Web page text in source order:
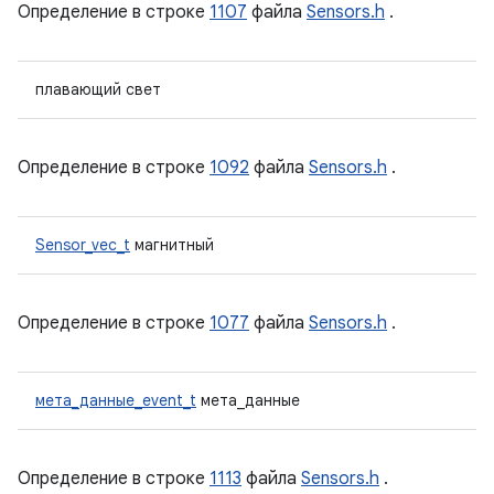
Определение в строке 1107 файла Sensors.h .
плавающий свет
Определение в строке 1092 файла Sensors.h .
Sensor_vec_t магнитный
Определение в строке 1077 файла Sensors.h .
мета_данные_event_t мета_данные
Определение в строке 1113 файла Sensors.h .